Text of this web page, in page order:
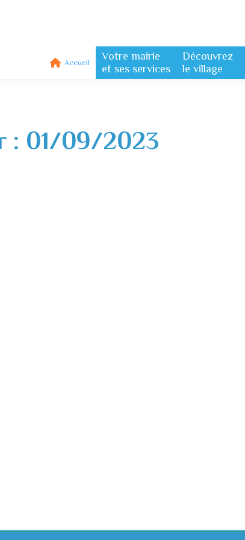
Accueil
Votre mairie
et ses services
Découvrez
le village
: 01/09/2023